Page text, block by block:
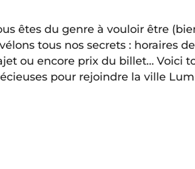
êtes du genre à vouloir être
tous nos secrets : horaires
ou encore prix du billet… Voici
pour rejoindre la ville